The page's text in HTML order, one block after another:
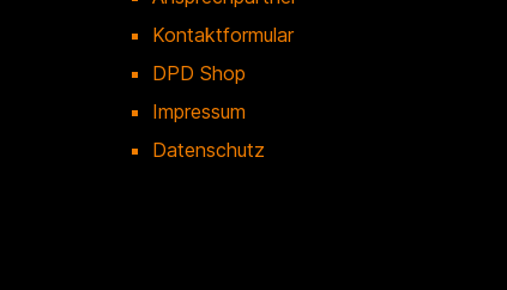
Kontaktformular
DPD Shop
Impressum
Datenschutz